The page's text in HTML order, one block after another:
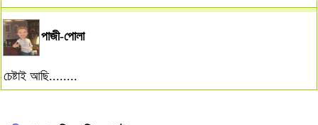
পাজী-পোলা
চেষ্টাই আছি........